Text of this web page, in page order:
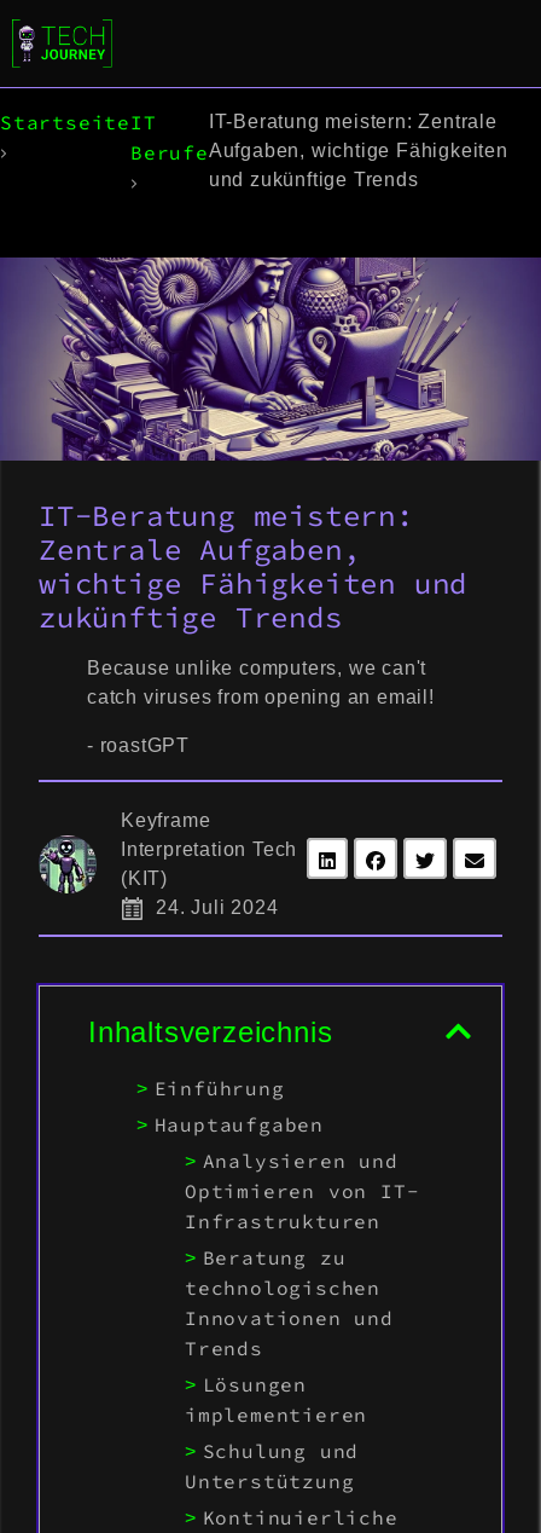
StartseiteIT
Berufe
IT-Beratung meistern: Zentrale
Aufgaben, wichtige Fähigkeiten
und zukünftige Trends
IT-Beratung meistern:
Zentrale Aufgaben,
wichtige Fähigkeiten und
zukünftige Trends
Because unlike computers, we can't
catch viruses from opening an email!
- roastGPT
Keyframe
Interpretation Tech
(KIT)
24. Juli 2024
Inhaltsverzeichnis
Einführung
Hauptaufgaben
Analysieren und
Optimieren von IT-
Infrastrukturen
Beratung zu
technologischen
Innovationen und
Trends
Lösungen
implementieren
Schulung und
Unterstützung
Kontinuierliche